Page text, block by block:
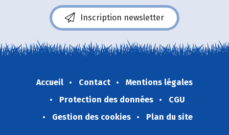
Inscription newsletter
Accueil Contact
Mentions légales
Protection des données
CGU
Gestion des cookies
Plan du site